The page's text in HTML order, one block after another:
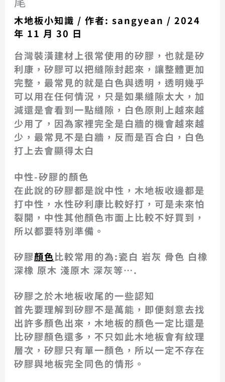
木地板小知識 / 作者:sangyean /2024
年 11 月 30 日
台灣裝潢建材上很常使用的矽膠，也就是矽
利康，矽膠可以把縫隙封起來，讓整體更加
完整，最常見的就是白色與透明，透明幾乎
可以用在任何情況，只是如果縫隙太大，加
減還是會看到一點縫隙，白色原則上越來越
少用了，因為家裡完全是白牆的機會越來越
少，最常見不是白牆，反而是百合白，白色
打上去會顯得太白
中性-矽膠的顏色
在此說的矽膠都是說中性，木地板收邊都是
打中性，水性矽利康比較好打，可是未來怕
裂開，中性其他顏色市面上比較不好買到，
所以都要特別準備。
矽膠顏色比較常用的為:瓷白 岩灰 骨色 白橡
深橡 原木 淺原木 深灰等….
矽膠之於木地板收尾的一些認知
首先要理解到矽膠不是萬能，即便刻意去找
出許多顏色出來，木地板的顏色一定比還是
比矽膠顏色還多，不只如此木地板會有紋理
層次，矽膠只有單一顏色，所以一定不存在
矽膠與地板完全同色的情形。